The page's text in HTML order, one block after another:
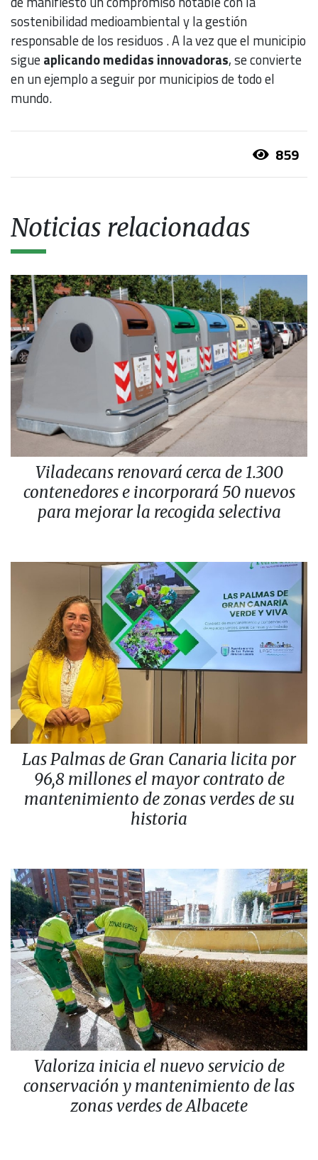
sostenibilidad medioambiental y la gestión
responsable de los residuos . A la vez que el municipio
sigueaplicando medidas innovadoras, se convierte
en un ejemplo a seguir por municipios de todo el
mundo.
859
Noticias relacionadas
Viladecans renovará cerca de 1.300
contenedores e incorporará 50 nuevos
para mejorar la recogida selectiva
Las Palmas de Gran Canaria licita por
96,8 millones el mayor contrato de
mantenimiento de zonas verdes de su
historia
Valoriza inicia el nuevo servicio de
conservación y mantenimiento de las
zonas verdes de Albacete